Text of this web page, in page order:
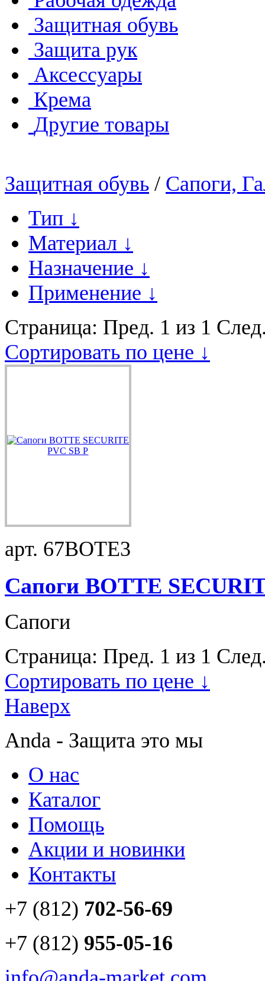
Защитная обувь
Защита рук
Аксессуары
Крема
Другие товары
Защитная обувь / Сапоги,
Тип ↓
Материал ↓
Назначение ↓
Применение ↓
Страница: Пред. 1 из 1
Сортировать по цене ↓
арт. 67BOTE3
Сапоги BOTTE
Сапоги
Страница: Пред. 1 из 1
Сортировать по цене ↓
Наверх
Anda - Защита это мы
О нас
Каталог
Помощь
Акции и новинки
Контакты
+7 (812) 702-56-69
+7 (812) 955-05-16